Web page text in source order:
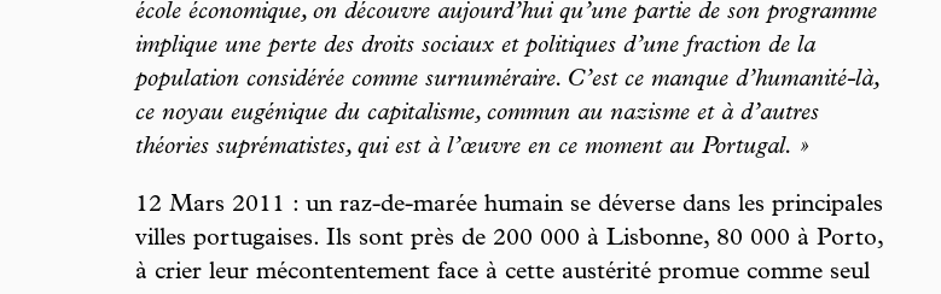
école économique, on découvre aujourd’hui qu’une partie de son programme
implique une perte des droits sociaux et politiques d’une fraction de la
population considérée comme surnuméraire. C’est ce manque d’humanité-là,
ce noyau eugénique du capitalisme, commun au nazisme et à d’autres
théories suprématistes, qui est à l’œuvre en ce moment au Portugal. »
12 Mars 2011 : un raz-de-marée humain se déverse dans les principales
villes portugaises. Ils sont près de 200 000 à Lisbonne, 80 000 à Porto,
à crier leur mécontentement face à cette austérité promue comme seul